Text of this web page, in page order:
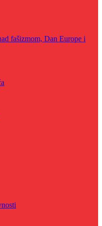
fašizmom, Dan Europe i